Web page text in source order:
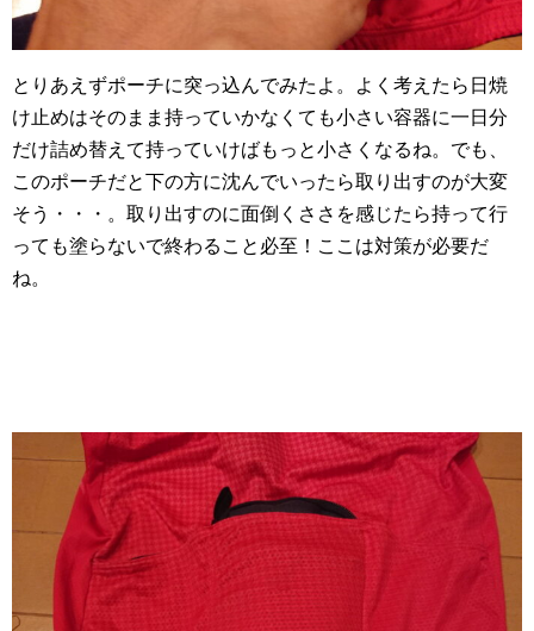
とりあえずポーチに突っ込んでみたよ。よく考えたら日焼
け止めはそのまま持っていかなくても小さい容器に一日分
だけ詰め替えて持っていけばもっと小さくなるね。でも、
このポーチだと下の方に沈んでいったら取り出すのが大変
そう・・・。取り出すのに面倒くささを感じたら持って行
っても塗らないで終わること必至！ここは対策が必要だ
ね。